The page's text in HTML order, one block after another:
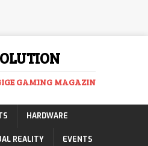
GAMING MAGAZIN
HARDWARE
REALITY EVENTS